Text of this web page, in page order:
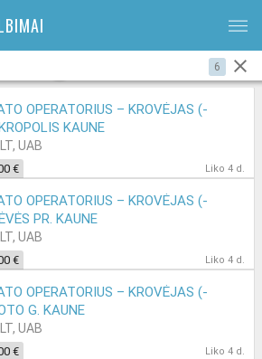
bars
6
OPERATORIUS – KROVĖJAS (-
KAUNE
UAB
€ Liko 4 d.
OPERATORIUS – KROVĖJAS (-
PR. KAUNE
UAB
€ Liko 4 d.
OPERATORIUS – KROVĖJAS (-
G. KAUNE
UAB
€ Liko 4 d.